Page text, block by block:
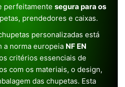
perfeitamente segura para os
prendedores e caixas.
personalizadas está
a norma europeia NF EN
critérios essenciais de
com os materiais, o design,
das chupetas. Esta